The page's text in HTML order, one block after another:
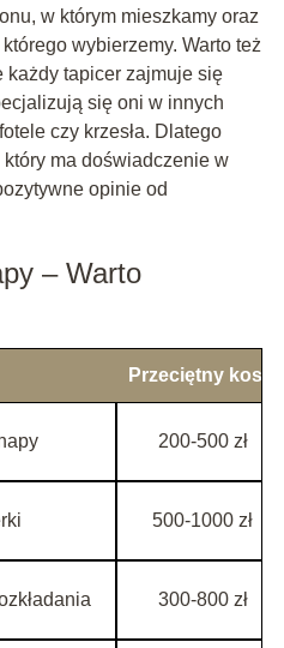
w którym mieszkamy oraz
wybierzemy. Warto też
każdy tapicer zajmuje się
się oni w innych
czy krzesła. Dlatego
ma doświadczenie w
opinie od
– Warto
Przeciętny koszt
200-500 zł
500-1000 zł
300-800 zł